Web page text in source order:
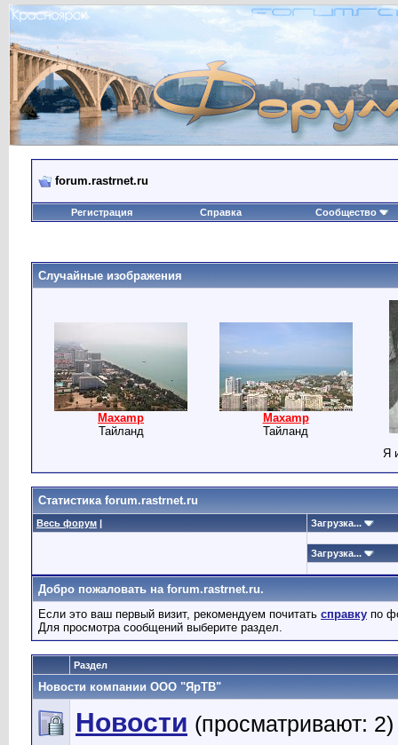
forum.rastrnet.ru
Регистрация Справка Сообщество
Случайные изображения
Maxamp
Тайланд
Maxamp
Тайланд
Я
Статистика forum.rastrnet.ru
Весь форум | Загрузка...
Загрузка...
Добро пожаловать на forum.rastrnet.ru.
Если это ваш первый визит, рекомендуем почитать справку по
Для просмотра сообщений выберите раздел.
Раздел
Новости компании ООО "ЯрТВ"
Новости (просматривают: 2)